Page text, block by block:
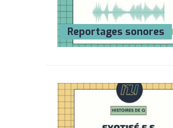
Reportages sonores